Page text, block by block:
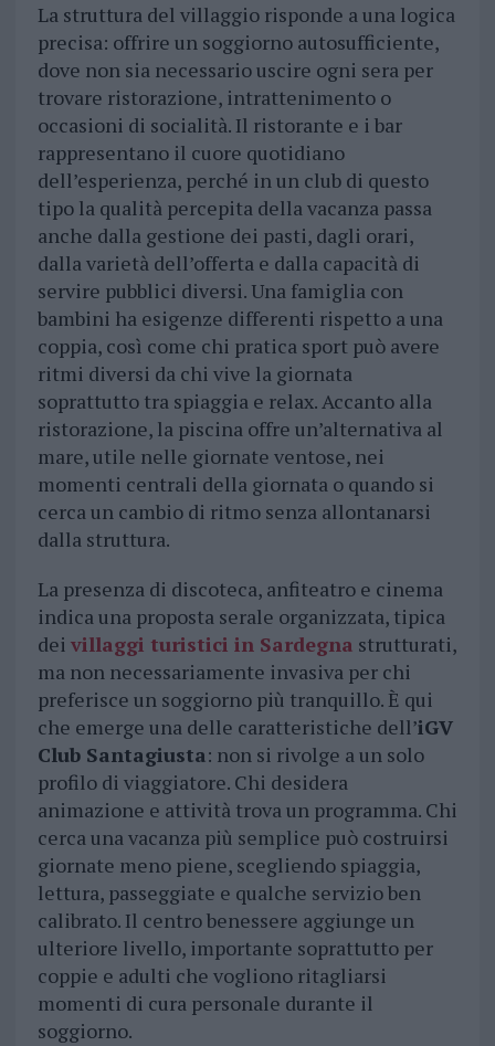
La struttura del villaggio risponde a una logica
precisa: offrire un soggiorno autosufficiente,
dove non sia necessario uscire ogni sera per
trovare ristorazione, intrattenimento o
occasioni di socialità. Il ristorante e i bar
rappresentano il cuore quotidiano
dell’esperienza, perché in un club di questo
tipo la qualità percepita della vacanza passa
anche dalla gestione dei pasti, dagli orari,
dalla varietà dell’offerta e dalla capacità di
servire pubblici diversi. Una famiglia con
bambini ha esigenze differenti rispetto a una
coppia, così come chi pratica sport può avere
ritmi diversi da chi vive la giornata
soprattutto tra spiaggia e relax. Accanto alla
ristorazione, la piscina offre un’alternativa al
mare, utile nelle giornate ventose, nei
momenti centrali della giornata o quando si
cerca un cambio di ritmo senza allontanarsi
dalla struttura.
La presenza di discoteca, anfiteatro e cinema
indica una proposta serale organizzata, tipica
dei villaggi turistici in Sardegna strutturati,
ma non necessariamente invasiva per chi
preferisce un soggiorno più tranquillo. È qui
che emerge una delle caratteristiche dell’iGV
Club Santagiusta: non si rivolge a un solo
profilo di viaggiatore. Chi desidera
animazione e attività trova un programma. Chi
cerca una vacanza più semplice può costruirsi
giornate meno piene, scegliendo spiaggia,
lettura, passeggiate e qualche servizio ben
calibrato. Il centro benessere aggiunge un
ulteriore livello, importante soprattutto per
coppie e adulti che vogliono ritagliarsi
momenti di cura personale durante il
soggiorno.